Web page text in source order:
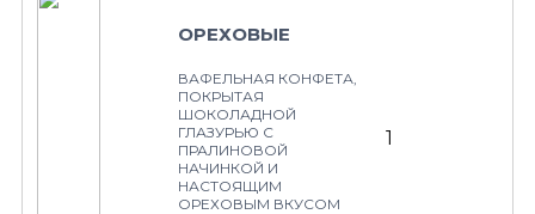
ОРЕХОВЫЕ
ВАФЕЛЬНАЯ КОНФЕТА,
ПОКРЫТАЯ
ШОКОЛАДНОЙ
ГЛАЗУРЬЮ С
ПРАЛИНОВОЙ
НАЧИНКОЙ И
НАСТОЯЩИМ
ОРЕХОВЫМ ВКУСОМ
1